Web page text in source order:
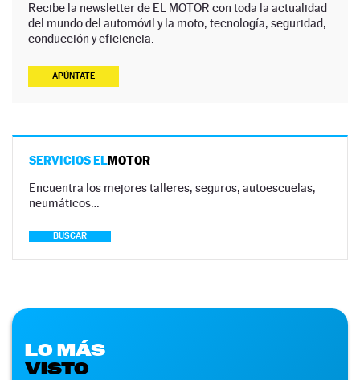
Recibe la newsletter de EL MOTOR con toda la actualidad
del mundo del automóvil y la moto, tecnología, seguridad,
conducción y eficiencia.
APÚNTATE
SERVICIOS ELMOTOR
Encuentra los mejores talleres, seguros, autoescuelas,
neumáticos…
BUSCAR
LO MÁS
VISTO